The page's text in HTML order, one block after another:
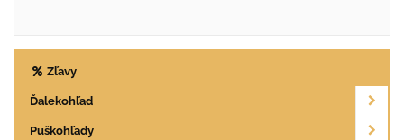
Zľavy
Ďalekohľad
Puškohľady